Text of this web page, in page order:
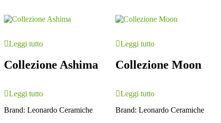
Leggi tutto
Collezione Ashima
Leggi tutto
Brand: Leonardo Ceramiche
Leggi tutto
Collezione Moon
Leggi tutto
Brand: Leonardo Ceramiche